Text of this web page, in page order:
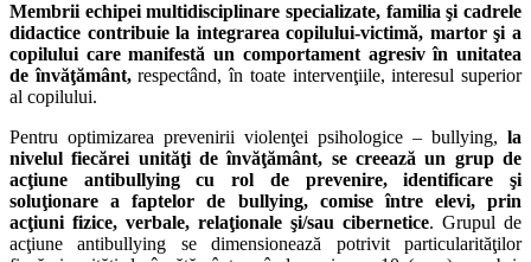
Membrii echipei multidisciplinare specializate, familia şi cadrele
didactice contribuie la integrarea copilului-victimă, martor şi a
copilului care manifestă un comportament agresiv în unitatea
de învăţământ,respectând, în toate intervenţiile, interesul superior
al copilului.
Pentru optimizarea prevenirii violenţei psihologice – bullying, la
nivelul fiecărei unităţi de învăţământ, se creează un grup de
acţiune antibullying cu rol de prevenire, identificare şi
soluţionare a faptelor de bullying, comise între elevi, prin
acţiuni fizice, verbale, relaţionale şi/sau cibernetice. Grupul de
acţiune antibullying se dimensionează potrivit particularităţilor